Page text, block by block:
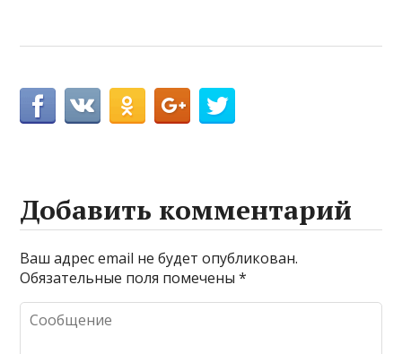
Добавить комментарий
Ваш адрес email не будет опубликован.
Обязательные поля помечены*